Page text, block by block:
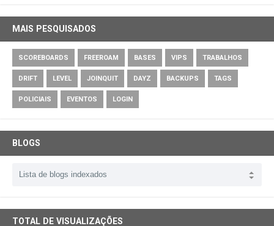
MAIS PESQUISADOS
SCOREBOARDS FREEROAM BASES VIPS TRABALHOS
DRIFT LEVEL JOINQUIT DAYZ BACKUPS TAGS
POLICIAIS EVENTOS LOGIN
BLOGS
TOTAL DE VISUALIZAÇÕES